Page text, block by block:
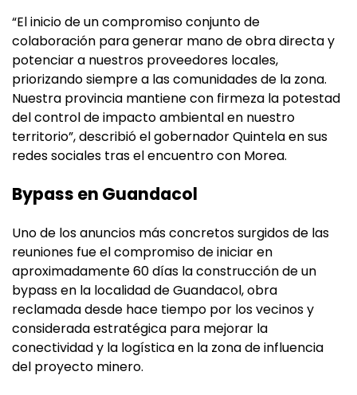
“El inicio de un compromiso conjunto de
colaboración para generar mano de obra directa y
potenciar a nuestros proveedores locales,
priorizando siempre a las comunidades de la zona.
Nuestra provincia mantiene con firmeza la potestad
del control de impacto ambiental en nuestro
territorio”, describió el gobernador Quintela en sus
redes sociales tras el encuentro con Morea.
Bypass en Guandacol
Uno de los anuncios más concretos surgidos de las
reuniones fue el compromiso de iniciar en
aproximadamente 60 días la construcción de un
bypass en la localidad de Guandacol, obra
reclamada desde hace tiempo por los vecinos y
considerada estratégica para mejorar la
conectividad y la logística en la zona de influencia
del proyecto minero.